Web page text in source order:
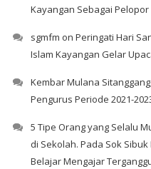
Kayangan Sebagai
sgmfm on Peringati Hari
Islam Kayangan Gelar
Kembar Mulana
Pengurus Periode 2021-
5 Tipe Orang yang Selalu
di Sekolah. Pada Sok Sibuk
Belajar Mengajar